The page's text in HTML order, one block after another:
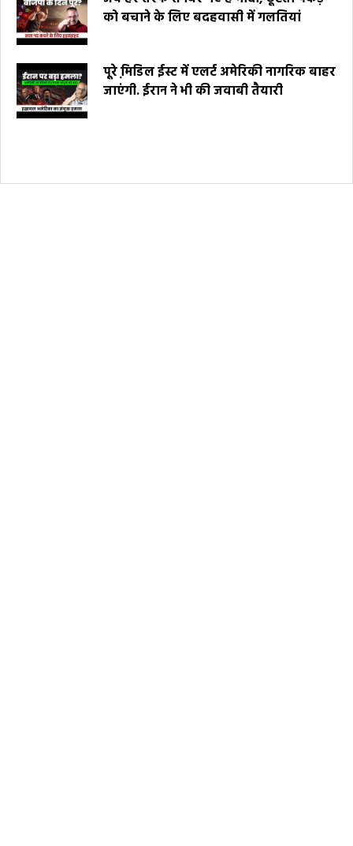
को बचाने के लिए बदहवासी में गलतियां
पूरे मि़डिल ईस्ट में एलर्ट अमेरिकी नागरिक बाहर
जाएंगी. ईरान ने भी की जवाबी तैयारी